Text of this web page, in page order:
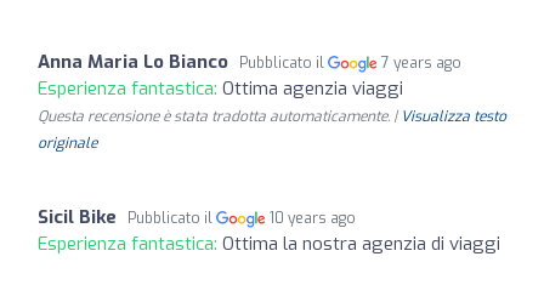
Anna Maria Lo Bianco Pubblicato il 7 years ago
Esperienza fantastica: Ottima agenzia viaggi
Questa recensione è stata tradotta automaticamente. | Visualizza testo
originale
Sicil Bike Pubblicato il 10 years ago
Esperienza fantastica: Ottima la nostra agenzia di viaggi